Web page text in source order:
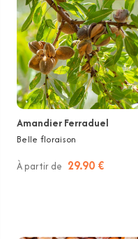
Amandier Ferraduel
Belle floraison
À partir de 29.90 €